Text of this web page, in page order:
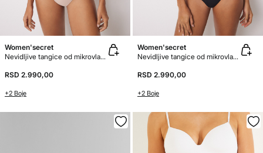
Women'secret
Nevidljive tangice od mikrovlakna
RSD 2.990,00
+2 Boje
Women'secret
Nevidljive tangice od mikrovlakna
RSD 2.990,00
+2 Boje